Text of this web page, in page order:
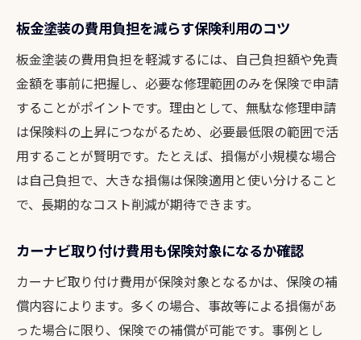
板金塗装の費用負担を減らす保険利用のコツ
板金塗装の費用負担を軽減するには、自己負担額や免責
金額を事前に把握し、必要な修理範囲のみを保険で申請
することがポイントです。理由として、無駄な修理申請
は保険料の上昇につながるため、必要最低限の範囲で活
用することが賢明です。たとえば、損傷が小規模な場合
は自己負担で、大きな損傷は保険適用と使い分けること
で、長期的なコスト削減が期待できます。
カーナビ取り付け費用も保険対象になるか確認
カーナビ取り付け費用が保険対象となるかは、保険の補
償内容によります。多くの場合、事故等による損傷があ
った場合に限り、保険での補償が可能です。事例とし